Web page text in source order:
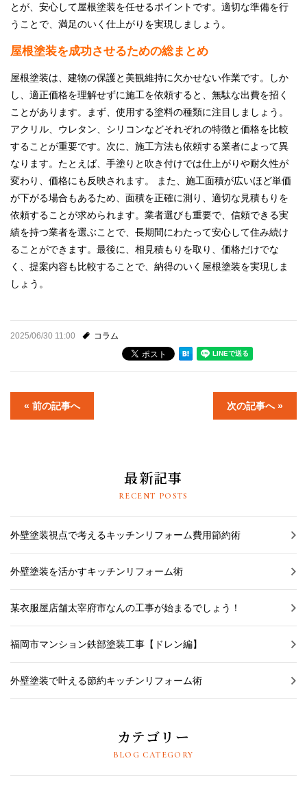
とが、安心して屋根塗装を任せるポイントです。適切な準備を行
うことで、満足のいく仕上がりを実現しましょう。
屋根塗装を成功させるための総まとめ
屋根塗装は、建物の保護と美観維持に欠かせない作業です。しか
し、適正価格を理解せずに施工を依頼すると、無駄な出費を招く
ことがあります。まず、使用する塗料の種類に注目しましょう。
アクリル、ウレタン、シリコンなどそれぞれの特徴と価格を比較
することが重要です。次に、施工方法も依頼する業者によって異
なります。たとえば、手塗りと吹き付けでは仕上がりや耐久性が
変わり、価格にも反映されます。 また、施工面積が広いほど単価
が下がる場合もあるため、面積を正確に測り、適切な見積もりを
依頼することが求められます。業者選びも重要で、信頼できる実
績を持つ業者を選ぶことで、長期間にわたって安心して住み続け
ることができます。最後に、相見積もりを取り、価格だけでな
く、提案内容も比較することで、納得のいく屋根塗装を実現しま
しょう。
2025/06/30 11:00 コラム
« 前の記事へ 次の記事へ »
最新記事
RECENT POSTS
外壁塗装視点で考えるキッチンリフォーム費用節約術
外壁塗装を活かすキッチンリフォーム術
某衣服屋店舗太宰府市なんの工事が始まるでしょう！
福岡市マンション鉄部塗装工事【ドレン編】
外壁塗装で叶える節約キッチンリフォーム術
カテゴリー
BLOG CATEGORY